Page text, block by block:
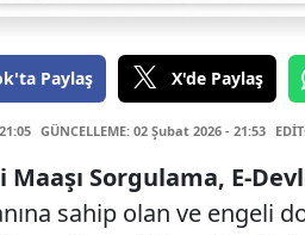
Paylaş X'de Paylaş
GÜNCELLEME: 02 Şubat 2026 - 21:53
Maaşı Sorgulama, E-
sahip olan ve engeli